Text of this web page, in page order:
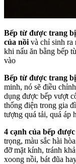
Bếp từ được trang
của nồi và chỉ sinh ra
khi nấu ăn bằng bếp
vào
Bếp từ được trang
minh, nó sẽ điều
dụng được bếp vượt
thống điện trong gia
tượng quá tải, quá áp
4 cạnh của bếp
trọng, màu sắc hài
đỡ mặt kính, tránh
xoong nồi, bát đũa